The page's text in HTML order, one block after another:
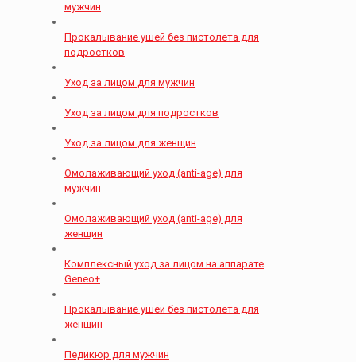
мужчин
Прокалывание ушей без пистолета для
подростков
Уход за лицом для мужчин
Уход за лицом для подростков
Уход за лицом для женщин
Омолаживающий уход (anti-age) для
мужчин
Омолаживающий уход (anti-age) для
женщин
Комплексный уход за лицом на аппарате
Geneo+
Прокалывание ушей без пистолета для
женщин
Педикюр для мужчин